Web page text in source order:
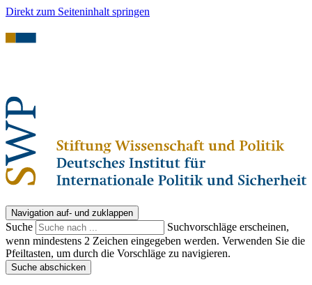
Direkt zum Seiteninhalt springen
Navigation auf- und zuklappen
Suche
Suchvorschläge erscheinen,
wenn mindestens 2 Zeichen eingegeben werden. Verwenden Sie die
Pfeiltasten, um durch die Vorschläge zu navigieren.
Suche abschicken